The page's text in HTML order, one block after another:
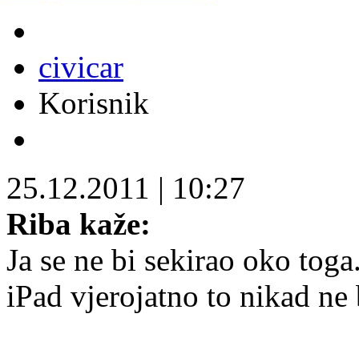
civicar
Korisnik
25.12.2011 | 10:27
Riba kaže:
Ja se ne bi sekirao oko
iPad vjerojatno to nikad